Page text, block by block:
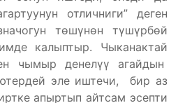
отличниги” деген
төшүнөн түшүрбөй
калыптыр. Чыканактай
чымыр денелүү агайдын
эле иштечи, бир аз
апыртып айтсам эсепти